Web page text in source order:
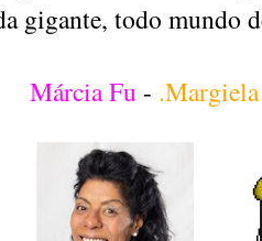
gigante, todo mundo
Márcia Fu -